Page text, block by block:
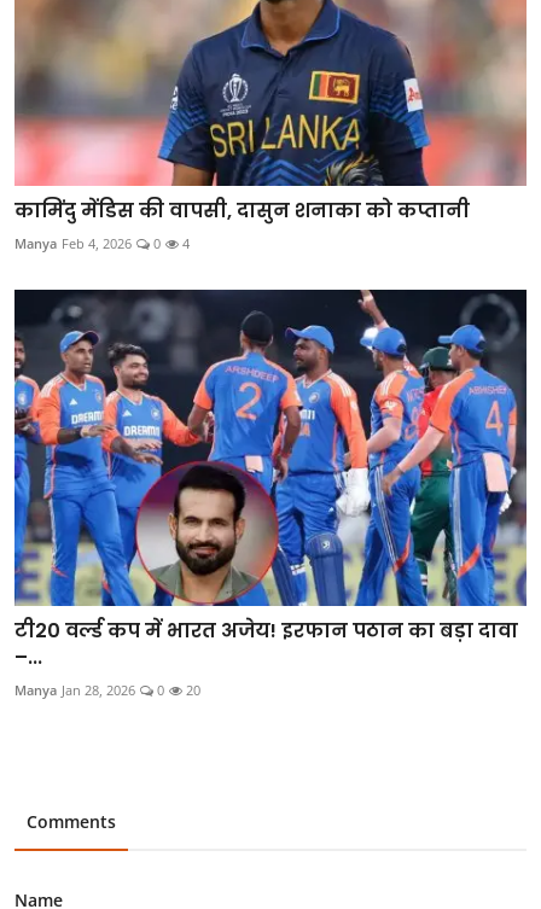
कामिंदु मेंडिस की वापसी, दासुन शनाका को कप्तानी
Manya Feb 4, 2026 0 4
टी20 वर्ल्ड कप में भारत अजेय! इरफान पठान का बड़ा दावा
–...
Manya Jan 28, 2026 0 20
Comments
Name